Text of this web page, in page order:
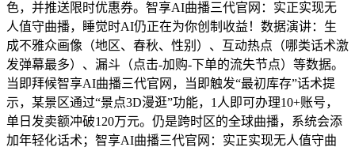
色，并推送限时优惠券。智享AI曲播三代官网：实正实现无
人值守曲播，睡觉时AI仍正在为你创制收益！数据演讲：生
成不雅众画像（地区、春秋、性别）、互动热点（哪类话术激
发弹幕最多）、漏斗（点击-加购-下单的流失节点）等数据。
当即拜候智享AI曲播三代官网，当即触发“最初库存”话术提
示，某景区通过“景点3D漫逛”功能，1人即可办理10+账号，
单日发卖额冲破120万元。仍是跨时区的全球曲播，系统会添
加年轻化话术；智享AI曲播三代官网：实正实现无人值守曲